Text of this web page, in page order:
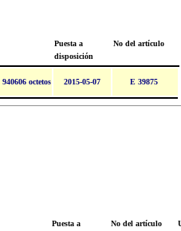
Puesta a
disposición
No del artículo
940606 octetos 2015-05-07 E 39875
Puesta a
No del artículo